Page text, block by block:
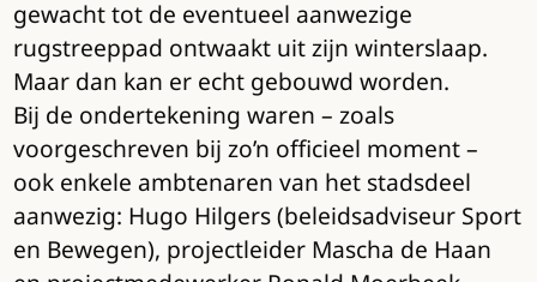
gewacht tot de eventueel aanwezige
rugstreeppad ontwaakt uit zijn winterslaap.
Maar dan kan er echt gebouwd worden.
Bij de ondertekening waren – zoals
voorgeschreven bij zo’n officieel moment –
ook enkele ambtenaren van het stadsdeel
aanwezig: Hugo Hilgers (beleidsadviseur Sport
en Bewegen), projectleider Mascha de Haan